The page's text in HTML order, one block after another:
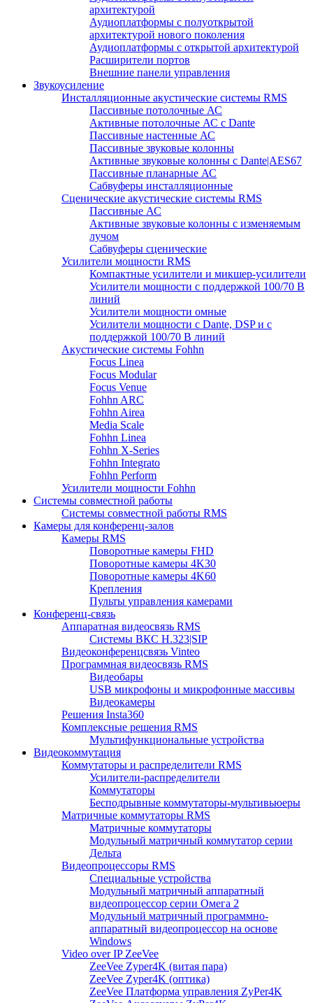
архитектурой
Аудиоплатформы с полуоткрытой
архитектурой нового поколения
Аудиоплатформы с открытой архитектурой
Расширители портов
Внешние панели управления
Звукоусиление
Инсталляционные акустические системы RMS
Пассивные потолочные АС
Активные потолочные АС с Dante
Пассивные настенные АС
Пассивные звуковые колонны
Активные звуковые колонны с Dante|AES67
Пассивные планарные АС
Сабвуферы инсталляционные
Сценические акустические системы RMS
Пассивные АС
Активные звуковые колонны с изменяемым
лучом
Сабвуферы сценические
Усилители мощности RMS
Компактные усилители и микшер-усилители
Усилители мощности с поддержкой 100/70 В
линий
Усилители мощности омные
Усилители мощности с Dante, DSP и с
поддержкой 100/70 В линий
Акустические системы Fohhn
Focus Linea
Focus Modular
Focus Venue
Fohhn ARC
Fohhn Airea
Media Scale
Fohhn Linea
Fohhn X-Series
Fohhn Integrato
Fohhn Perform
Усилители мощности Fohhn
Системы совместной работы
Системы совместной работы RMS
Камеры для конференц-залов
Камеры RMS
Поворотные камеры FHD
Поворотные камеры 4K30
Поворотные камеры 4K60
Крепления
Пульты управления камерами
Конференц-связь
Аппаратная видеосвязь RMS
Системы ВКС H.323|SIP
Видеоконференцсвязь Vinteo
Программная видеосвязь RMS
Видеобары
USB микрофоны и микрофонные массивы
Видеокамеры
Решения Insta360
Комплексные решения RMS
Мультифункциональные устройства
Видеокоммутация
Коммутаторы и распределители RMS
Усилители-распределители
Коммутаторы
Бесподрывные коммутаторы-мультивьюеры
Матричные коммутаторы RMS
Матричные коммутаторы
Модульный матричный коммутатор серии
Дельта
Видеопроцессоры RMS
Специальные устройства
Модульный матричный аппаратный
видеопроцессор серии Омега 2
Модульный матричный программно-
аппаратный видеопроцессор на основе
Windows
Video over IP ZeeVee
ZeeVee Zyper4K (витая пара)
ZeeVee Zyper4K (оптика)
ZeeVee Платформа управления ZyPer4K